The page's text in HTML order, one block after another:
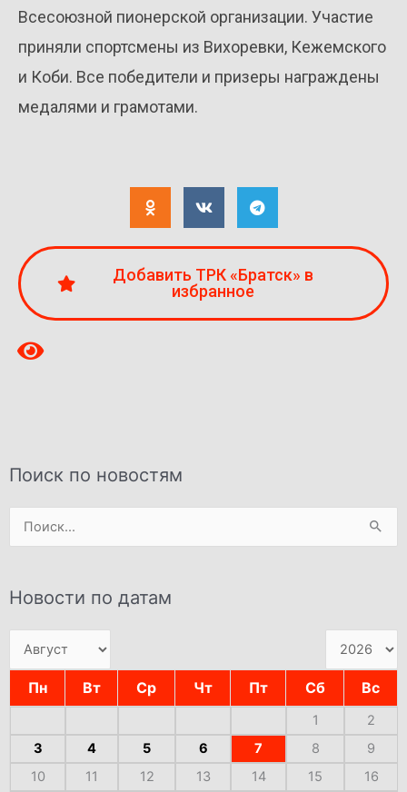
Всесоюзной пионерской организации. Участие
приняли спортсмены из Вихоревки, Кежемского
и Коби. Все победители и призеры награждены
медалями и грамотами.
Добавить ТРК «Братск» в
избранное
Поиск по новостям
Поиск:
Новости по датам
Пн Вт Ср Чт Пт Сб Вс
1
2
3
4 5 6 7 8
9
10
11 12 13 14 15
16